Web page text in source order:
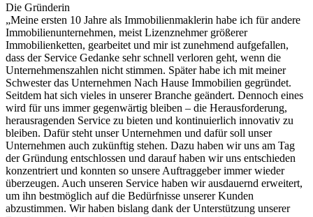
Die Gründerin
„Meine ersten 10 Jahre als Immobilienmaklerin habe ich für andere
Immobilienunternehmen, meist Lizenznehmer größerer
Immobilienketten, gearbeitet und mir ist zunehmend aufgefallen,
dass der Service Gedanke sehr schnell verloren geht, wenn die
Unternehmenszahlen nicht stimmen. Später habe ich mit meiner
Schwester das Unternehmen Nach Hause Immobilien gegründet.
Seitdem hat sich vieles in unserer Branche geändert. Dennoch eines
wird für uns immer gegenwärtig bleiben – die Herausforderung,
herausragenden Service zu bieten und kontinuierlich innovativ zu
bleiben. Dafür steht unser Unternehmen und dafür soll unser
Unternehmen auch zukünftig stehen. Dazu haben wir uns am Tag
der Gründung entschlossen und darauf haben wir uns entschieden
konzentriert und konnten so unsere Auftraggeber immer wieder
überzeugen. Auch unseren Service haben wir ausdauernd erweitert,
um ihn bestmöglich auf die Bedürfnisse unserer Kunden
abzustimmen. Wir haben bislang dank der Unterstützung unserer